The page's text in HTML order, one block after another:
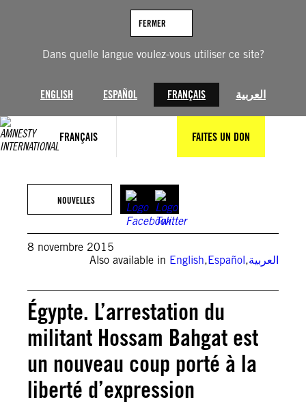
Dans quelle langue voulez-vous utiliser ce site?
ENGLISH ESPAÑOL FRANÇAIS العربية
FERMER
FRANÇAIS FAITES UN DON
NOUVELLES
8 novembre 2015
Also available in English,Español,العربية
Égypte. L’arrestation du
militant Hossam Bahgat est
un nouveau coup porté à la
liberté d’expression